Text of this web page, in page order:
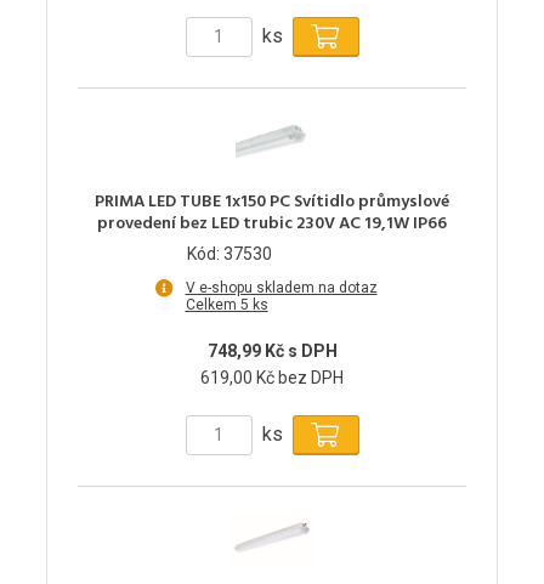
ks
PRIMA LED TUBE 1x150 PC Svítidlo průmyslové
provedení bez LED trubic 230V AC 19,1W IP66
Kód: 37530
V e-shopu skladem na dotaz
Celkem 5 ks
748,99 Kč s DPH
619,00 Kč bez DPH
ks